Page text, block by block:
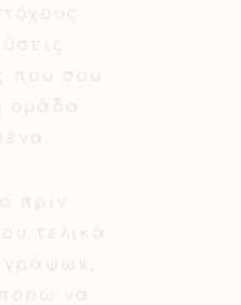
που σου
ομάδα
πριν
τελικά
να